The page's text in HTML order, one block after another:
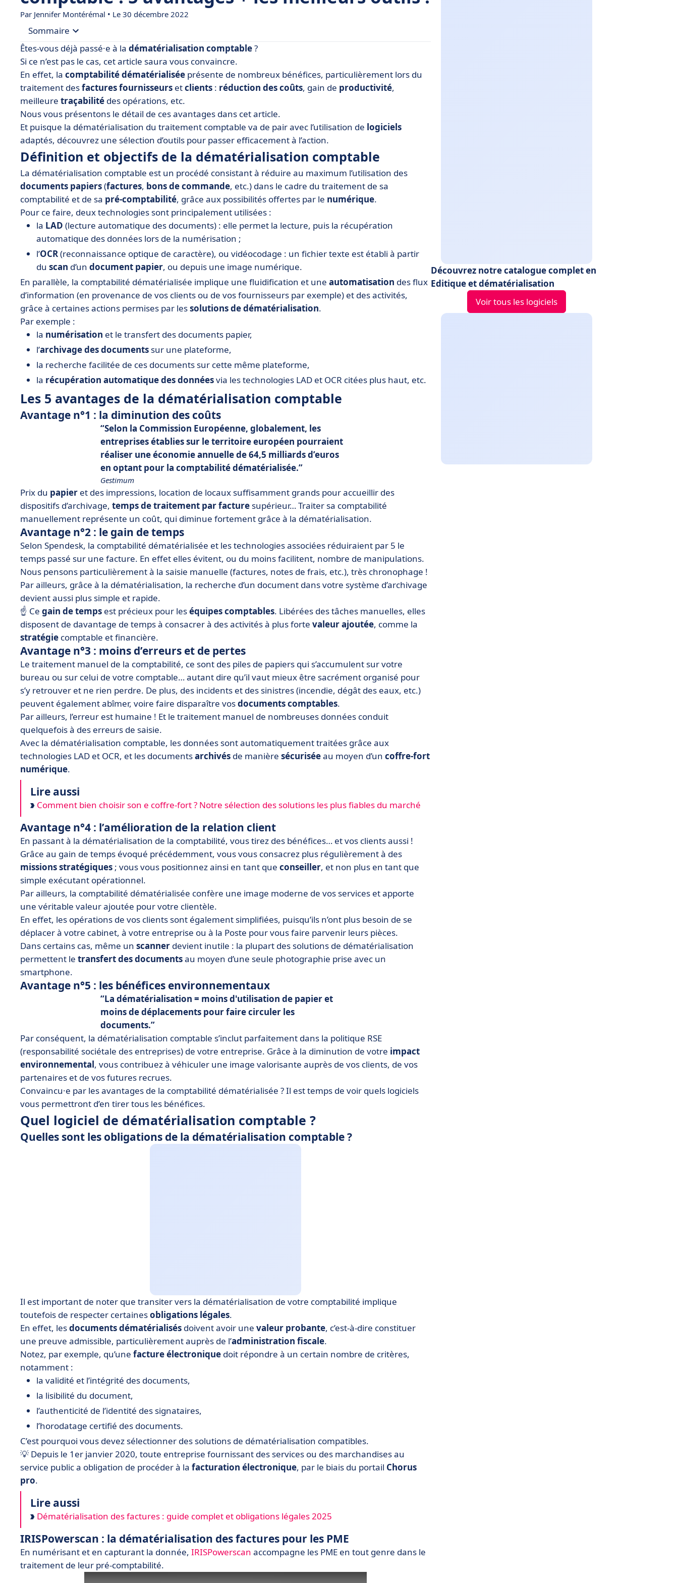
Par Jennifer Montérémal • Le 30 décembre 2022
Sommaire
• Définition et objectifs de la dématérialisation comptable
• Les 5 avantages de la dématérialisation comptable
• Quel logiciel de dématérialisation comptable ?
Êtes-vous déjà passé·e à la dématérialisation comptable?
Si ce n’est pas le cas, cet article saura vous convaincre.
En effet, la comptabilité dématérialisée présente de nombreux bénéfices, particulièrement lors du
traitement desfactures fournisseurs etclients : réduction des coûts, gain de productivité,
meilleure traçabilité des opérations, etc.
Nous vous présentons le détail de ces avantages dans cet article.
Et puisque la dématérialisation du traitement comptable va de pair avec l’utilisation de logiciels
adaptés, découvrez une sélection d’outils pour passer efficacement à l’action.
Définition et objectifs de la dématérialisation comptable
La dématérialisation comptable est un procédé consistant à réduire au maximum l’utilisation des
documents papiers(factures, bons de commande, etc.) dans le cadre du traitement de sa
comptabilité et de sa pré-comptabilité, grâce aux possibilités offertes par le numérique.
Pour ce faire, deux technologies sont principalement utilisées :
la LAD (lecture automatique des documents) : elle permet la lecture, puis la récupération
automatique des données lors de la numérisation ;
l’OCR(reconnaissance optique de caractère), ou vidéocodage : un fichier texte est établi à partir
du scan d’un document papier, ou depuis une image numérique.
En parallèle, la comptabilité dématérialisée implique une fluidification et une automatisation des flux
d’information (en provenance de vos clients ou de vos fournisseurs par exemple) et des activités,
grâce à certaines actions permises par lessolutions de dématérialisation.
Par exemple :
la numérisation et le transfert des documents papier,
l’archivage des documents sur une plateforme,
la recherche facilitée de ces documents sur cette même plateforme,
la récupération automatique des donnéesvia les technologies LAD et OCR citées plus haut, etc.
Les 5 avantages de la dématérialisation comptable
Avantage n°1 : la diminution des coûts
Selon la Commission Européenne, globalement, les
entreprises établies sur le territoire européen pourraient
réaliser une économie annuelle de 64,5 milliards d’euros
en optant pour la comptabilité dématérialisée.
Gestimum
Prix du papier et des impressions, location de locaux suffisamment grands pour accueillir des
dispositifs d’archivage, temps de traitement par facture supérieur… Traiter sa comptabilité
manuellement représente un coût, qui diminue fortement grâce à la dématérialisation.
Avantage n°2 : le gain de temps
Selon Spendesk, la comptabilité dématérialisée et les technologies associées réduiraient par 5 le
temps passé sur une facture. En effet elles évitent, ou du moins facilitent, nombre de manipulations.
Nous pensons particulièrement à la saisie manuelle (factures, notes de frais, etc.), très chronophage !
Par ailleurs, grâce à la dématérialisation, la recherche d’un document dans votre système d’archivage
devient aussi plus simple et rapide.
☝️ Ce gain de temps est précieux pour leséquipes comptables. Libérées des tâches manuelles, elles
disposent de davantage de temps à consacrer à des activités à plus forte valeur ajoutée, comme la
stratégie comptable et financière.
Avantage n°3 : moins d’erreurs et de pertes
Le traitement manuel de la comptabilité, ce sont des piles de papiers qui s’accumulent sur votre
bureau ou sur celui de votre comptable… autant dire qu’il vaut mieux être sacrément organisé pour
s’y retrouver et ne rien perdre. De plus, des incidents et des sinistres (incendie, dégât des eaux, etc.)
peuvent également abîmer, voire faire disparaître vosdocuments comptables.
Par ailleurs, l’erreur est humaine ! Et le traitement manuel de nombreuses données conduit
quelquefois à des erreurs de saisie.
Avec la dématérialisation comptable, les données sont automatiquement traitées grâce aux
technologies LAD et OCR, et les documentsarchivés de manière sécuriséeau moyen d’un coffre-fort
numérique.
Lire aussi
Comment bien choisir son e coffre-fort ? Notre sélection des solutions les plus fiables du marché
Avantage n°4 : l’amélioration de la relation client
En passant à la dématérialisation de la comptabilité, vous tirez des bénéfices… et vos clients aussi !
Grâce au gain de temps évoqué précédemment, vous vous consacrez plus régulièrement à des
missions stratégiques ; vous vous positionnez ainsi en tant que conseiller, et non plus en tant que
simple exécutant opérationnel.
Par ailleurs, la comptabilité dématérialisée confère une image moderne de vos services et apporte
une véritable valeur ajoutée pour votre clientèle.
En effet, les opérations de vos clients sont également simplifiées, puisqu’ils n’ont plus besoin de se
déplacer à votre cabinet, à votre entreprise ou à la Poste pour vous faire parvenir leurs pièces.
Dans certains cas, même un scanner devient inutile : la plupart des solutions de dématérialisation
permettent le transfert des documentsau moyen d’une seule photographie prise avec un
smartphone.
Avantage n°5 : les bénéfices environnementaux
La dématérialisation = moins d'utilisation de papieret
moins de déplacements pour faire circuler les
documents.
Par conséquent, la dématérialisation comptable s’inclut parfaitement dans la politique RSE
(responsabilité sociétale des entreprises) de votre entreprise. Grâce à la diminution de votre impact
environnemental, vous contribuez à véhiculer une image valorisante auprès de vos clients, de vos
partenaires et de vos futures recrues.
Convaincu·e par les avantages de la comptabilité dématérialisée ? Il est temps de voir quels logiciels
vous permettront d’en tirer tous les bénéfices.
Quel logiciel de dématérialisation comptable ?
Quelles sont les obligations de la dématérialisation comptable ?
Il est important de noter que transiter vers la dématérialisation de votre comptabilité implique
toutefois de respecter certainesobligations légales.
En effet, lesdocuments dématérialisés doivent avoir une valeur probante, c’est-à-dire constituer
une preuve admissible, particulièrement auprès de l’administration fiscale.
Notez, par exemple, qu’une facture électronique doit répondre à un certain nombre de critères,
notamment :
la validité et l’intégrité des documents,
la lisibilité du document,
l’authenticité de l’identité des signataires,
l’horodatage certifié des documents.
C’est pourquoi vous devez sélectionner des solutions de dématérialisation compatibles.
💡 Depuis le 1er janvier 2020, toute entreprise fournissant des services ou des marchandises au
service public a obligation de procéder à la facturation électronique, par le biais du portail Chorus
pro.
Lire aussi
Dématérialisation des factures : guide complet et obligations légales 2025
IRISPowerscan : la dématérialisation des factures pour les PME
En numérisant et en capturant la donnée, IRISPowerscan accompagne les PME en tout genre dans le
traitement de leur pré-comptabilité.
Découvrez notre catalogue complet en
Editique et dématérialisation
Voir tous les logiciels